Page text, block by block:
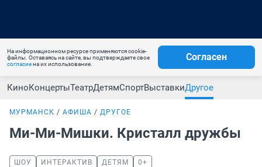
На информационном ресурсе применяются cookie-
файлы. Оставаясь на сайте, вы подтверждаете свое
согласиена их использование.
Согласен
КиноКонцертыТеатрДетямСпортВыставкиДругое
МУРМАНСК АФИША ДРУГОЕ
Ми-Ми-Мишки. Кристалл дружбы
ШОУ ИНТЕРАКТИВ ДЕТЯМ 0+